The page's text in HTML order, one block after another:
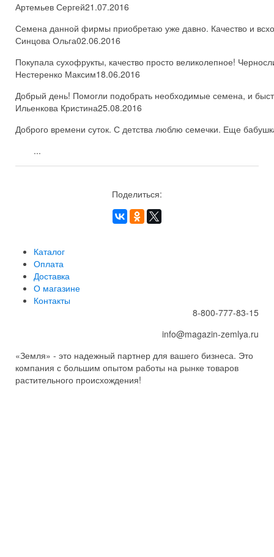
Артемьев Сергей21.07.2016
Семена данной фирмы приобретаю уже давно. Качество и
Синцова Ольга02.06.2016
Покупала сухофрукты, качество просто великолепное!
Нестеренко Максим18.06.2016
Добрый день! Помогли подобрать необходимые семена, и
Ильенкова Кристина25.08.2016
Доброго времени суток. С детства люблю семечки. Еще
...
Поделиться:
Каталог
Оплата
Доставка
О магазине
Контакты
8-800-777-83-15
info@magazin-zemlya.ru
«Земля» - это надежный партнер для вашего бизнеса. Это
компания с большим опытом работы на рынке товаров
растительного происхождения!